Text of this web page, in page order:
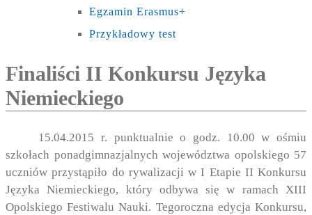
Egzamin Erasmus+
Przykładowy test
Finaliści II Konkursu Języka
Niemieckiego
15.04.2015 r. punktualnie o godz. 10.00 w ośmiu
szkołach ponadgimnazjalnych województwa opolskiego 57
uczniów przystąpiło do rywalizacji w I Etapie II Konkursu
Języka Niemieckiego, który odbywa sięw ramach XIII
Opolskiego Festiwalu Nauki. Tegoroczna edycja Konkursu,